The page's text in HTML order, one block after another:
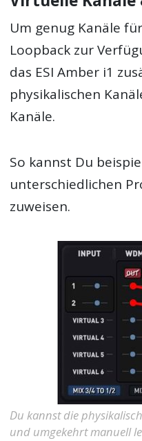
Um genug Kanäle
Loopback zur
das ESI Amber i1
physikalischen
Kanäle.
So kannst Du
unterschiedlichen
zuweisen.
Du kannst die
und umgekehrt manuell